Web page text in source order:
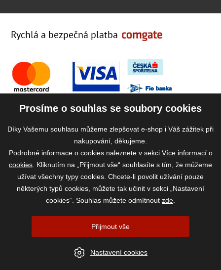
Rychlá a bezpečná platba
2026 ©www.vase-krmivo.cz- Tomáš Kroupa e-shop, Kanice 307, 664 01
Brno-venkov, IČ: 75785439
Prosíme o souhlas se soubory cookies
Díky Vašemu souhlasu můžeme zlepšovat e-shop i Váš zážitek při
nakupování, děkujeme.
Podrobné informace o cookies naleznete v sekci Více informací o
cookies . Kliknutím na „Přijmout vše“ souhlasíte s tím, že můžeme
užívat všechny typy cookies. Chcete-li povolit užívání pouze
některých typů cookies, můžete tak učinit v sekci „Nastavení
cookies“. Souhlas můžete odmítnout zde
Přijmout vše
Nastavení cookies